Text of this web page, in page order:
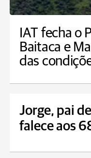
IAT fecha o
Baitaca e
das
Jorge, pai
falece aos